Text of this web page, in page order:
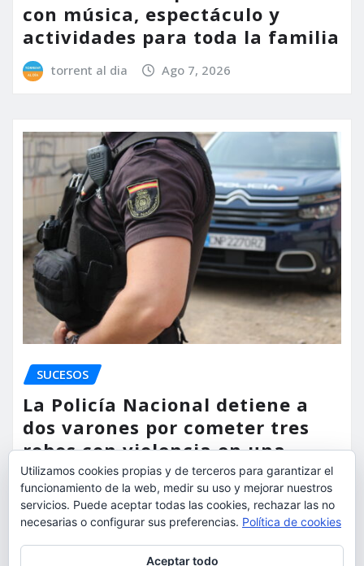
con música, espectáculo y
actividades para toda la familia
torrent al dia Ago 7, 2026
SUCESOS
La Policía Nacional detiene a
dos varones por cometer tres
robos con violencia en una
misma mañana
torrent al dia Ago 7, 2026
Utilizamos cookies propias y de terceros para garantizar el
funcionamiento de la web, medir su uso y mejorar nuestros
servicios. Puede aceptar todas las cookies, rechazar las no
necesarias o configurar sus preferencias. Política de cookies
Aceptar todo